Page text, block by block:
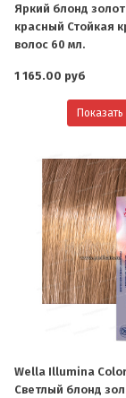
Яркий блонд
красный Стойкая
волос 60 мл.
1 165.00 руб
Показать
Wella Illumina
Светлый блонд